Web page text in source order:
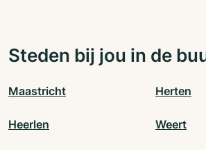
Steden bij jou in de
Maastricht Herten
Heerlen Weert